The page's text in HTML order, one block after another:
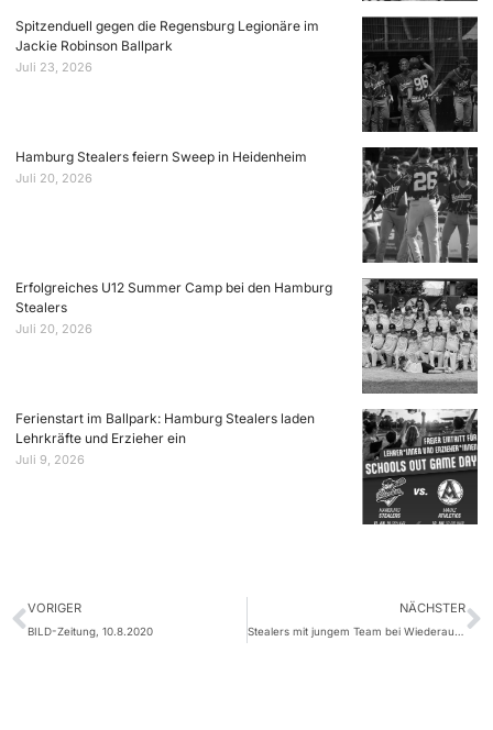
Spitzenduell gegen die Regensburg Legionäre im
Jackie Robinson Ballpark
Juli 23, 2026
Hamburg Stealers feiern Sweep in Heidenheim
Juli 20, 2026
Erfolgreiches U12 Summer Camp bei den Hamburg
Stealers
Juli 20, 2026
Ferienstart im Ballpark: Hamburg Stealers laden
Lehrkräfte und Erzieher ein
Juli 9, 2026
VORIGER
BILD-Zeitung, 10.8.2020
NÄCHSTER